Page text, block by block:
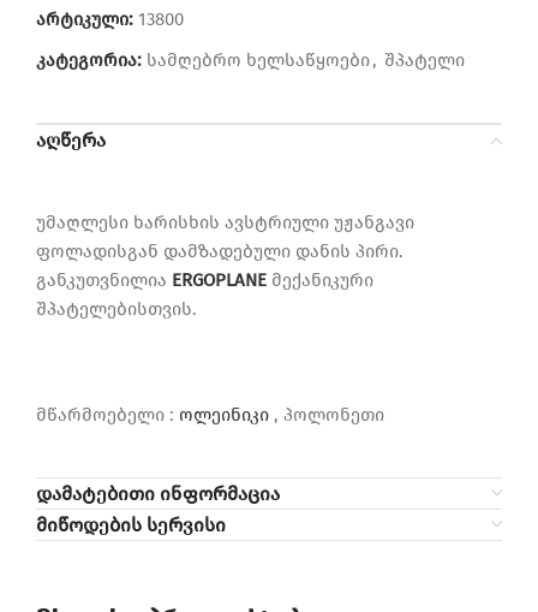
არტიკული: 13800
კატეგორია: სამღებრო ხელსაწყოები, შპატელი
აღწერა
უმაღლესი ხარისხის ავსტრიული უჟანგავი
ფოლადისგან დამზადებული დანის პირი.
განკუთვნილია ERGOPLANE მექანიკური
შპატელებისთვის.
მწარმოებელი : ოლეინიკი , პოლონეთი
დამატებითი ინფორმაცია
მიწოდების სერვისი